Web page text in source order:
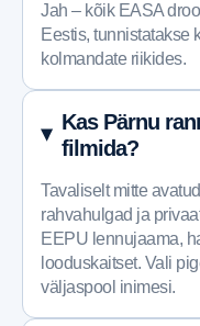
Jah – kõik EASA
Eestis, tunnistatakse
kolmandate riikides.
Kas Pärnu
filmida?
Tavaliselt mitte
rahvahulgad ja
EEPU lennujaama,
looduskaitset. Vali
väljaspool inimesi.